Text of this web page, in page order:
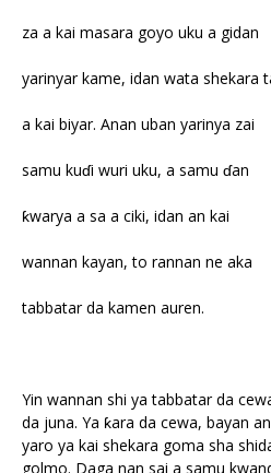
za a kai masara goyo uku a gidan
yarinyar kame, idan wata shekara
a kai biyar. Anan uban yarinya zai
samu kuɗi wuri uku, a samu ɗan
ƙwarya a sa a ciki, idan an kai
wannan kayan, to rannan ne aka
tabbatar da kamen auren.
Yin wannan shi ya tabbatar da
da juna. Ya ƙara da cewa, bayan
yaro ya kai shekara goma sha
golmo. Daga nan sai a samu